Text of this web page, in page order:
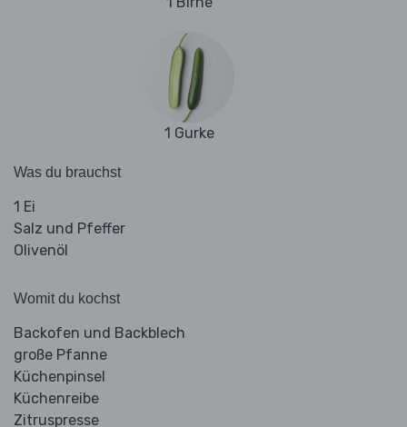
1 Gurke
Was du brauchst
1 Ei
Salz und Pfeffer
Olivenöl
Womit du kochst
Backofen und Backblech
große Pfanne
Küchenpinsel
Küchenreibe
Zitruspresse